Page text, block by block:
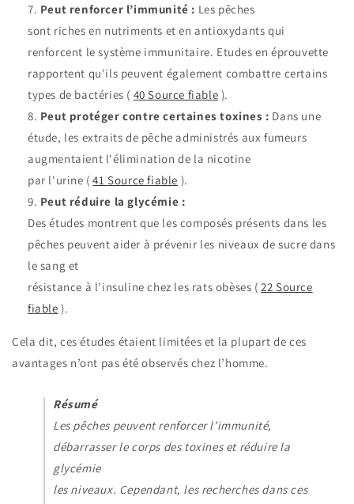
Peut renforcer l’immunité : Les pêches
sont riches en nutriments et en antioxydants qui
renforcent le système immunitaire. Etudes en éprouvette
rapportent qu'ils peuvent également combattre certains
types de bactéries ( 40Source fiable ).
Peut protéger contre certaines toxines : Dans une
étude, les extraits de pêche administrés aux fumeurs
augmentaient l'élimination de la nicotine
par l'urine (41Source fiable ).
Peut réduire la glycémie :
Des études montrent que les composés présents dans les
pêches peuvent aider à prévenir les niveaux de sucre dans
le sang et
résistance à l'insuline chez les rats obèses (22Source
fiable ).
Cela dit, ces études étaient limitées et la plupart de ces
avantages n’ont pas été observés chez l’homme.
Résumé
Les pêches peuvent renforcer l’immunité,
débarrasser le corps des toxines et réduire la
glycémie
les niveaux. Cependant, les recherches dans ces